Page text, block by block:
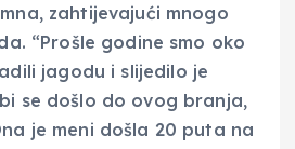
zahtijevajući mnogo
“Prošle godine smo oko
jagodu i slijedilo je
se došlo do ovog branja,
je meni došla 20 puta na